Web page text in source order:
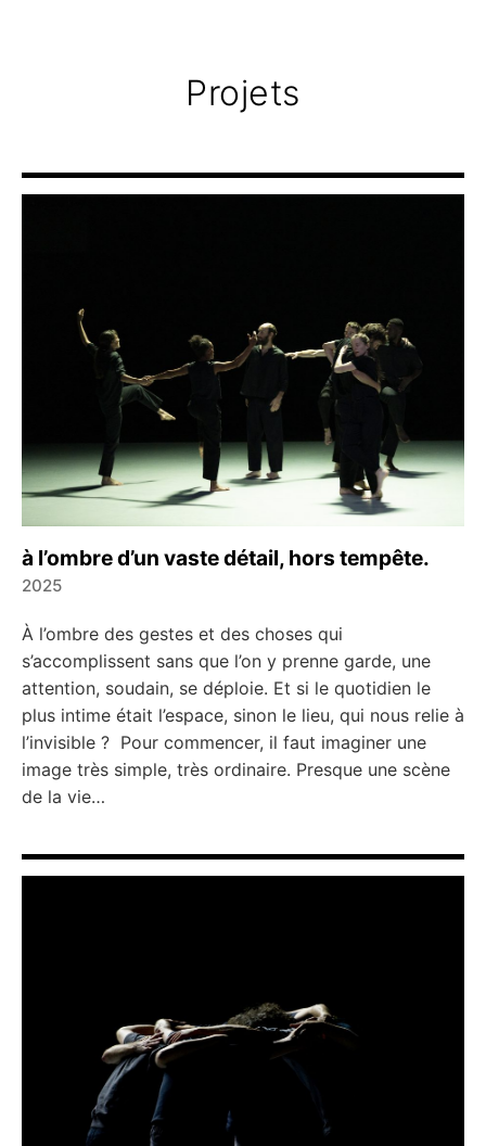
Projets
à l’ombre d’un vaste détail, hors tempête.
2025
À l’ombre des gestes et des choses qui
s’accomplissent sans que l’on y prenne garde, une
attention, soudain, se déploie. Et si le quotidien le
plus intime était l’espace, sinon le lieu, qui nous relie à
l’invisible ? Pour commencer, il faut imaginer une
image très simple, très ordinaire. Presque une scène
de la vie…